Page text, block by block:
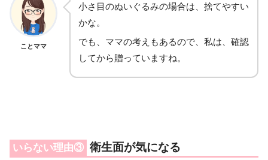
ことママ
小さ目のぬいぐるみの場合は、捨てやすい
かな。
でも、ママの考えもあるので、私は、確認
してから贈っていますね。
いらない理由③ 衛生面が気になる